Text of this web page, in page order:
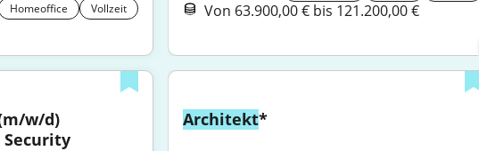
Homeoffice Vollzeit Von 63.900,00 € bis 121.200,00 €
w/d)
Architekt*